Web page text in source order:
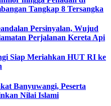
Tangkap 8 Tersangka
Persinyalan, Wujud
Perjalanan Kereta Api
Siap Meriahkan HUT RI ke
Banyuwangi, Peserta
Nilai Islami